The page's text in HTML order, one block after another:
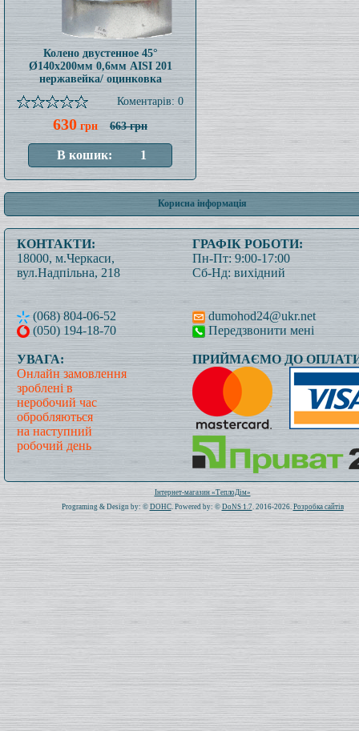
Колено двустенное 45°
Ø140x200мм 0,6мм AISI 201
нержавейка/ оцинковка
Коментарів: 0
630 грн 663 грн
Корисна інформація
КОНТАКТИ:
18000, м.Черкаси,
вул.Надпільна, 218
(068) 804-06-52
(050) 194-18-70
ГРАФІК РОБОТИ:
Пн-Пт: 9:00-17:00
Сб-Нд: вихідний
dumohod24@ukr.net
Передзвонити мені
УВАГА:
Онлайн замовлення
зроблені в
неробочий час
обробляються
на наступний
робочий день
ПРИЙМАЄМО ДО
Інтернет-магазин «ТеплоДім»
Programing & Design by: © DOHC. Powered by: © DoNS 1.7. 2016-2026. Розробка сайтів